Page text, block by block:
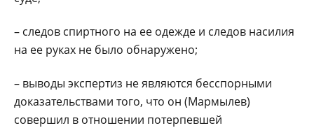
– следов спиртного на ее одежде и следов насилия
на ее руках не было обнаружено;
– выводы экспертиз не являются бесспорными
доказательствами того, что он (Мармылев)
совершил в отношении потерпевшей